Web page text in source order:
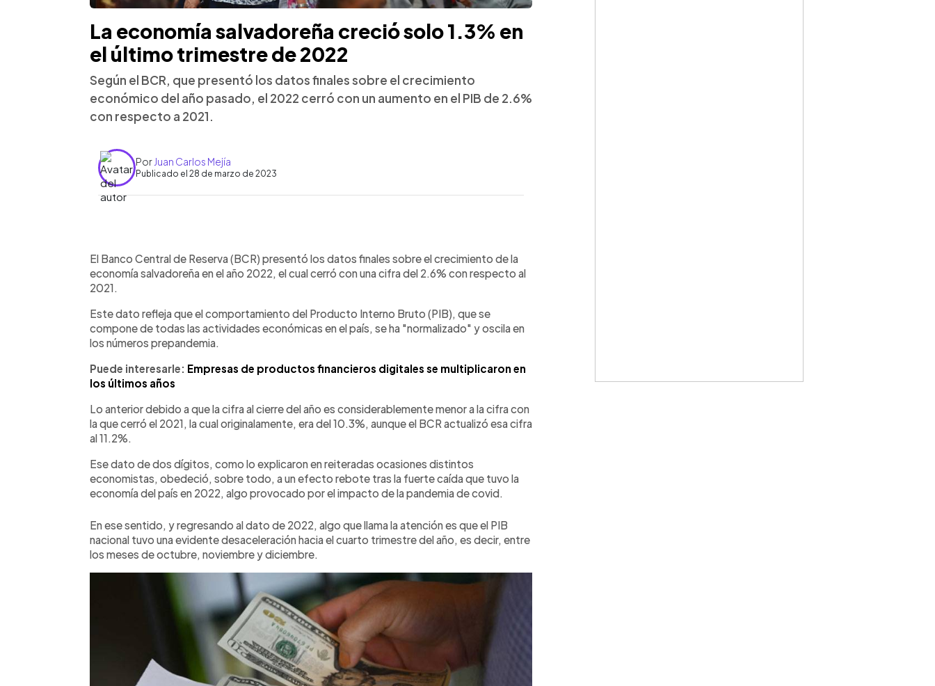
La economía salvadoreña creció solo 1.3% en
el último trimestre de 2022
Según el BCR, que presentó los datos finales sobre el crecimiento
económico del año pasado, el 2022 cerró con un aumento en el PIB de 2.6%
con respecto a 2021.
Por Juan Carlos Mejía
Publicado el 28 de marzo de 2023
► Escuchar artículo
El Banco Central de Reserva (BCR) presentó los datos finales sobre el crecimiento de la
economía salvadoreña en el año 2022, el cual cerró con una cifra del 2.6% con respecto al
2021.
Este dato refleja que el comportamiento del Producto Interno Bruto (PIB), que se
compone de todas las actividades económicas en el país, se ha "normalizado" y oscila en
los números prepandemia.
Puede interesarle: Empresas de productos financieros digitales se multiplicaron en
los últimos años
Lo anterior debido a que la cifra al cierre del año es considerablemente menor a la cifra con
la que cerró el 2021, la cual originalamente, era del 10.3%, aunque el BCR actualizó esa cifra
al 11.2%.
Ese dato de dos dígitos, como lo explicaron en reiteradas ocasiones distintos
economistas, obedeció, sobre todo, a un efecto rebote tras la fuerte caída que tuvo la
economía del país en 2022, algo provocado por el impacto de la pandemia de covid.
En ese sentido, y regresando al dato de 2022, algo que llama la atención es que el PIB
nacional tuvo una evidente desaceleración hacia el cuarto trimestre del año, es decir, entre
los meses de octubre, noviembre y diciembre.